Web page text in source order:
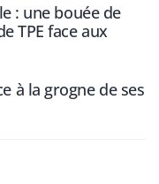
: une bouée de
TPE face aux
à la grogne de ses